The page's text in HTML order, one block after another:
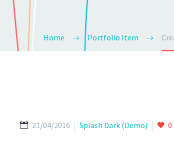
Home Portfolio Item
21/04/2016 Splash Dark (Demo) 0